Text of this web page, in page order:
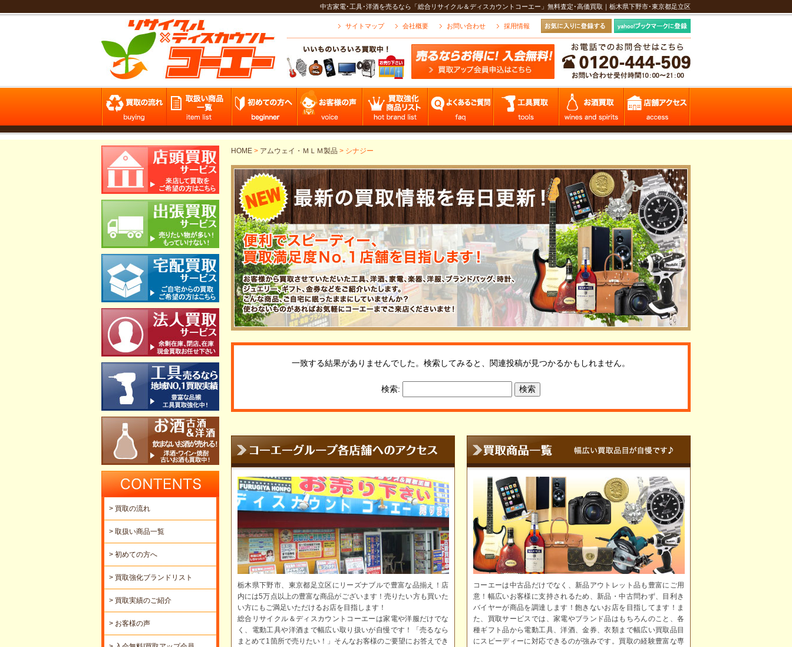
中古家電･工具･洋酒を売るなら「総合リサイクル＆ディスカウントコーエー」無料査定･高価買取｜栃木県下野市･東京都足立区
サイトマップ 会社概要 お問い合わせ 採用情報
HOME > アムウェイ・ＭＬＭ製品 > シナジー
一致する結果がありませんでした。検索してみると、関連投稿が見つかるかもしれません。
検索:
栃木県下野市、東京都足立区にリーズナブルで豊富な品揃え！店
内には5万点以上の豊富な商品がございます！売りたい方も買いた
い方にもご満足いただけるお店を目指します！
総合リサイクル＆ディスカウントコーエーは家電や洋服だけでな
く、電動工具や洋酒まで幅広い取り扱いが自慢です！「売るなら
まとめて1箇所で売りたい！」そんなお客様のご要望にお答えでき
コーエーは中古品だけでなく、新品アウトレット品も豊富にご用
意！幅広いお客様に支持されるため、新品・中古問わず、目利き
バイヤーが商品を調達します！飽きないお店を目指してます！ま
た、買取サービスでは、家電やブランド品はもちろんのこと、各
種ギフト品から電動工具、洋酒、金券、衣類まで幅広い買取品目
にスピーディーに対応できるのが強みです。買取の経験豊富な専
> 買取の流れ
> 取扱い商品一覧
> 初めての方へ
> 買取強化ブランドリスト
> 買取実績のご紹介
> お客様の声